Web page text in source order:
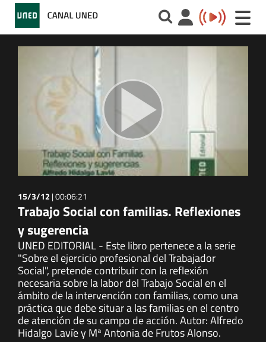
Toggle
15/3/12 |00:06:21
Trabajo Social con familias. Reflexiones
y sugerencia
UNED EDITORIAL - Este libro pertenece a la serie
"Sobre el ejercicio profesional del Trabajador
Social", pretende contribuir con la reflexión
necesaria sobre la labor del Trabajo Social en el
ámbito de la intervención con familias, como una
práctica que debe situar a las familias en el centro
de atención de su campo de acción. Autor: Alfredo
Hidalgo Lavíe y Mª Antonia de Frutos Alonso.